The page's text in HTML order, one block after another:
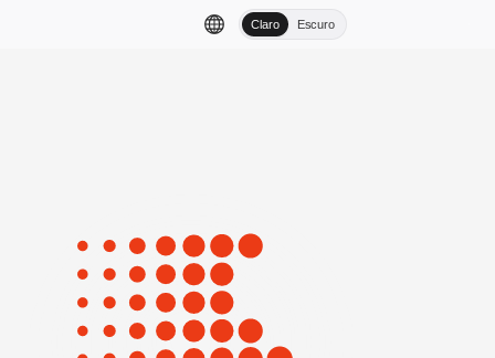
Claro Escuro